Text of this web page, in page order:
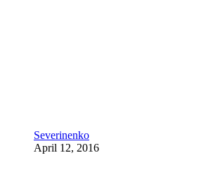
Severinenko
April 12, 2016